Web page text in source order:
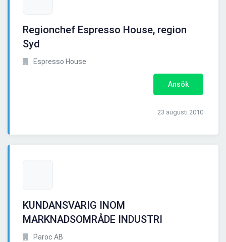
Regionchef Espresso House, region
Syd
Espresso House
Ansök
23 augusti 2010
KUNDANSVARIG INOM
MARKNADSOMRÅDE INDUSTRI
Paroc AB